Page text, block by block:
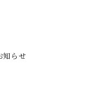
知らせ